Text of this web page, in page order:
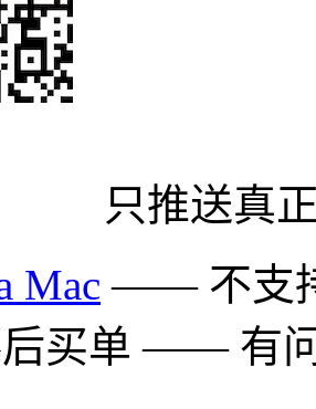
只推送真
Mac —— 不支
买单 —— 有